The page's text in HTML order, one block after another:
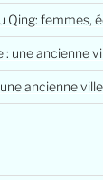
Qing: femmes,
: une ancienne
ancienne